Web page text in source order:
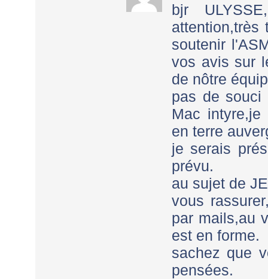
bjr
attention,très
soutenir
vos avis sur
de nôtre
pas de souci
Mac
en terre
je serais
prévu.
au sujet de
vous
par mails,au
est en forme.
sachez que
pensées.